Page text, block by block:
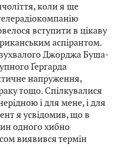
коли я ще
вступити в цікаву
аспірантом.
Джорджа Буша-
Ґергарда
напруження,
тощо. Спілкувалися
і для мене, і для
я усвідомив, що в
одного хибно
виявився термін